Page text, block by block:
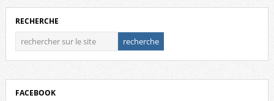
RECHERCHE
FACEBOOK